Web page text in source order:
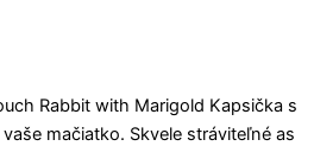
Rabbit with Marigold Kapsička s
mačiatko. Skvele stráviteľné as